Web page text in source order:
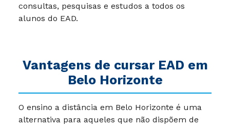
consultas, pesquisas e estudos a todos os
alunos do EAD.
Vantagens de cursar EAD em
Belo Horizonte
O ensino a distância em Belo Horizonte é uma
alternativa para aqueles que não dispõem de